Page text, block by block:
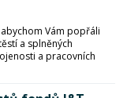
Vám popřáli
a splněných
a pracovních